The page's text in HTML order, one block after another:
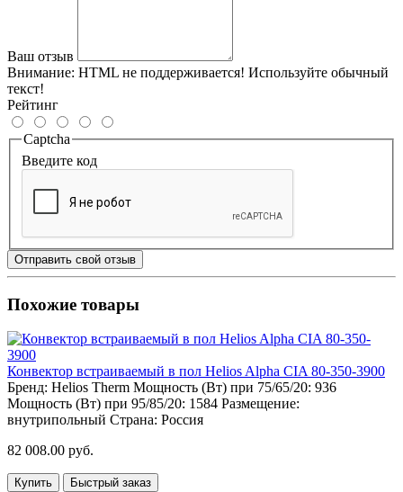
Ваш отзыв
Внимание: HTML не поддерживается! Используйте обычный
текст!
Рейтинг
Captcha
Введите код
Отправить свой отзыв
Похожие товары
Конвектор встраиваемый в пол Helios Alpha CIA 80-350-3900
Бренд: Helios Therm Мощность (Вт) при 75/65/20: 936
Мощность (Вт) при 95/85/20: 1584 Размещение:
внутрипольный Страна: Россия
82 008.00 руб.
Купить Быстрый заказ